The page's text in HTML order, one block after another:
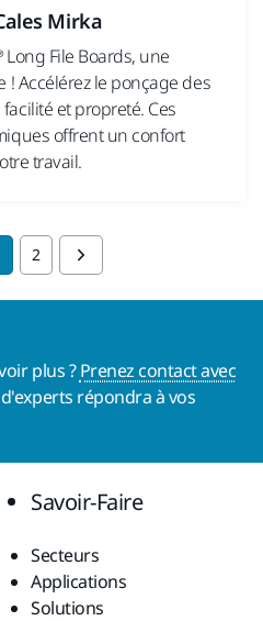
Mirka
File Boards, une
Accélérez le ponçage des
et propreté. Ces
offrent un confort
travail.
2
plus ?Prenez contact avec
répondra à vos
Savoir-Faire
Secteurs
Applications
Solutions